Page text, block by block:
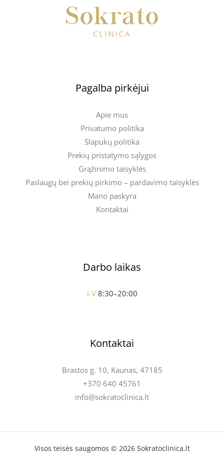
Pagalba pirkėjui
Apie mus
Privatumo politika
Slapukų politika
Prekių pristatymo sąlygos
Grąžinimo taisyklės
Paslaugų bei prekių pirkimo – pardavimo taisyklės
Mano paskyra
Kontaktai
Darbo laikas
I-V 8:30–20:00
Kontaktai
Brastos g. 10, Kaunas, 47185
+370 640 45761
info@sokratoclinica.lt
Visos teisės saugomos © 2026 Sokratoclinica.lt